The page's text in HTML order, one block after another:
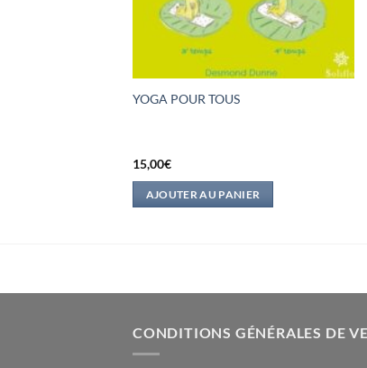
YOGA POUR TOUS
15,00€
AJOUTER AU PANIER
CONDITIONS GÉNÉRALES DE